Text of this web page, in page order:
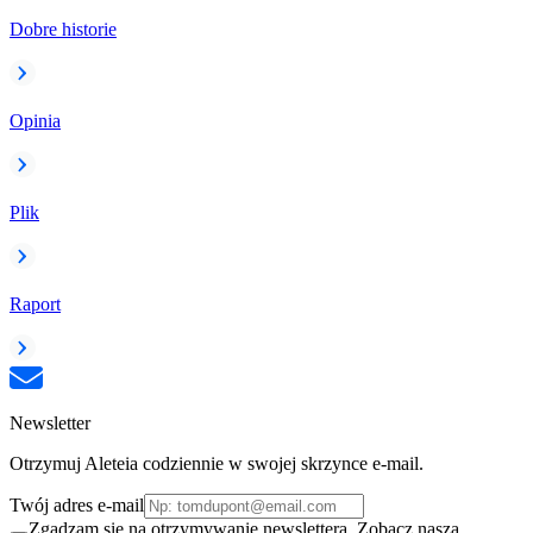
Dobre historie
Opinia
Plik
Raport
Newsletter
Otrzymuj Aleteia codziennie w swojej skrzynce e-mail.
Twój adres e-mail
Zgadzam się na otrzymywanie newslettera. Zobacz naszą